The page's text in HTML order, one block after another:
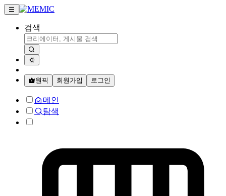
검색
원픽 회원가입 로그인
메인
탐색